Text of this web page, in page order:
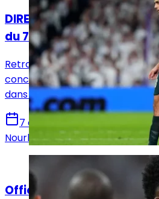
DIRECT. Suivez le live
du 7 août !
Retrouvez toutes les
concernant le mercato du Real
dans le sens des départs ou des
7 août 2026
Nourhane Haroui
Actualités
Officiel : Vinicius Jr